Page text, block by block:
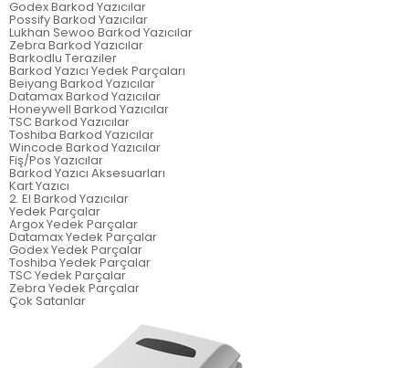
Godex Barkod Yazıcılar
Possify Barkod Yazıcılar
Lukhan Sewoo Barkod Yazıcılar
Zebra Barkod Yazıcılar
Barkodlu Teraziler
Barkod Yazıcı Yedek Parçaları
Beiyang Barkod Yazıcılar
Datamax Barkod Yazıcılar
Honeywell Barkod Yazıcılar
TSC Barkod Yazıcılar
Toshiba Barkod Yazıcılar
Wincode Barkod Yazıcılar
Fiş/Pos Yazıcılar
Barkod Yazıcı Aksesuarları
Kart Yazıcı
2. El Barkod Yazıcılar
Yedek Parçalar
Argox Yedek Parçalar
Datamax Yedek Parçalar
Godex Yedek Parçalar
Toshiba Yedek Parçalar
TSC Yedek Parçalar
Zebra Yedek Parçalar
Çok Satanlar